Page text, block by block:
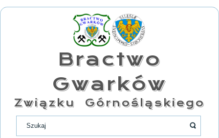
Bractwo
Gwarków
Związku Górnośląskiego